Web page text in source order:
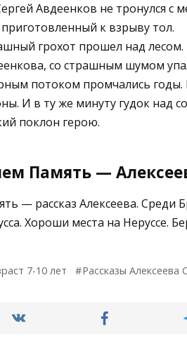
Авдеенков не тронулся с
приготовленный к взрыву тол.
грохот прошел над лесом.
со страшным шумом
потоком промчались годы.
И в ту же минуту гудок над
поклон герою.
Память —
— рассказ Алексеева. Среди
Хороши места на Неруссе.
7-10 лет Рассказы Алексеева